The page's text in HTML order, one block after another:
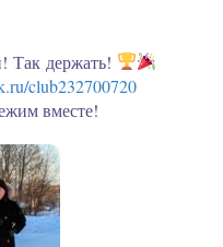
Так держать!
club232700720
вместе!